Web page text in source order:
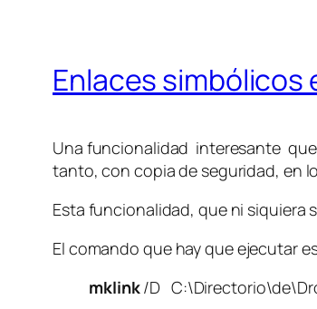
Enlaces
Una funcionalidad interesante
tanto, con copia de seguridad, en
Esta funcionalidad, que ni siquiera
El comando que hay que ejecutar
mklink/D